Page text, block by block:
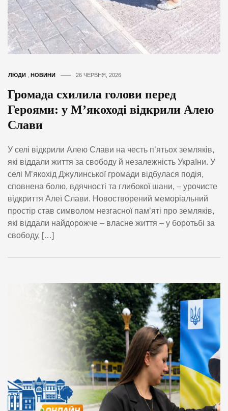
ЛЮДИ НОВИНИ 26 ЧЕРВНЯ, 2026
Громада схилила голови перед
Героями: у М’якоході відкрили Алею
Слави
У селі відкрили Алею Слави на честь п’ятьох земляків,
які віддали життя за свободу й незалежність України. У
селі М’якохід Джулинської громади відбулася подія,
сповнена болю, вдячності та глибокої шани, – урочисте
відкриття Алеї Слави. Новостворений меморіальний
простір став символом незгасної пам’яті про земляків,
які віддали найдорожче – власне життя – у боротьбі за
свободу, […]